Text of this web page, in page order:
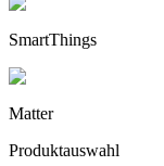
SmartThings
Matter
Produktauswahl